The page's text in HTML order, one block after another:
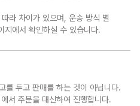
라 차이가 있으며, 운송 방식 별
지에서 확인하실 수 있습니다.
를 두고 판매를 하는 것이 아닙니다.
서 주문을 대신하여 진행합니다.